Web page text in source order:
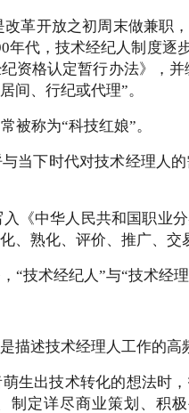
改革开放之初周末做兼
年代，技术经纪人制度
资格认定暂行办法》，
间、行纪或代理”。
被称为“科技红娘”。
当下时代对技术经理人
《中华人民共和国职业
、熟化、评价、推广、
“技术经纪人”与“技术经
描述技术经理人工作的高
生出技术转化的想法时
制定详尽商业策划、积